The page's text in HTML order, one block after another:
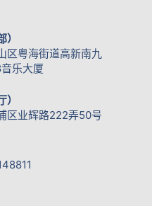
区粤海街道高新南九
乐大厦
区业辉路222弄50号